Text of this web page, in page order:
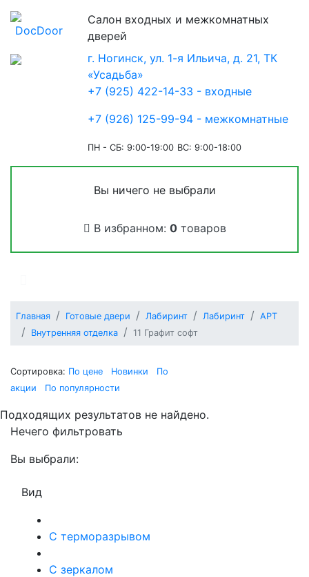
Салон входных и межкомнатных
дверей
г. Ногинск, ул. 1-я Ильича, д. 21, ТК
«Усадьба»
+7 (925) 422-14-33 - входные
+7 (926) 125-99-94 - межкомнатные
ПН - СБ: 9:00-19:00 ВС: 9:00-18:00
Вы ничего не выбрали
В избранном: 0товаров
Главная Готовые двери Лабиринт Лабиринт
АРТ
Внутренняя отделка
11 Графит софт
Сортировка: По цене Новинки
По
акции
По популярности
Подходящих результатов не найдено.
Нечего фильтровать
Вы выбрали:
Вид
С терморазрывом
С зеркалом